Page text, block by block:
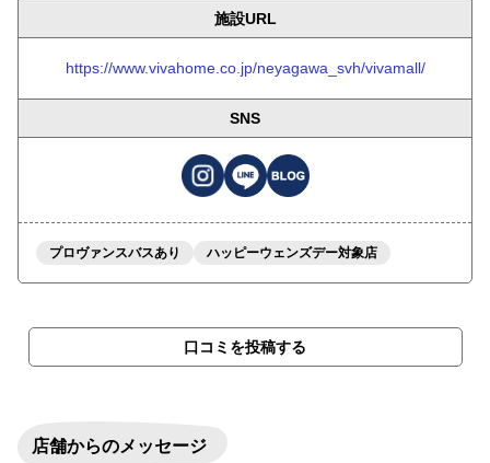
施設URL
https://www.vivahome.co.jp/neyagawa_svh/vivamall/
SNS
プロヴァンスバスあり ハッピーウェンズデー対象店
口コミを投稿する
店舗からのメッセージ